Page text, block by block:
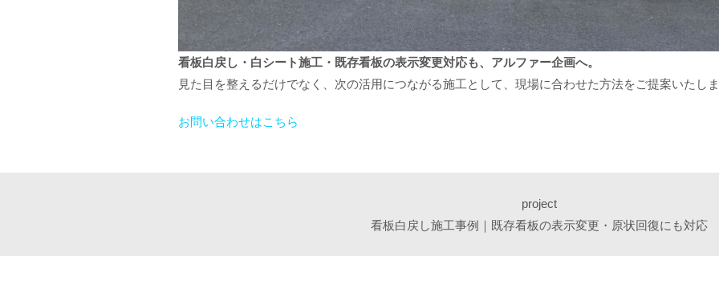
看板白戻し・白シート施工・既存看板の表示変更対応も、アルファー企画へ。
見た目を整えるだけでなく、次の活用につながる施工として、現場に合わせた方法をご提案いたし
お問い合わせはこちら
project
看板白戻し施工事例｜既存看板の表示変更・原状回復にも対応